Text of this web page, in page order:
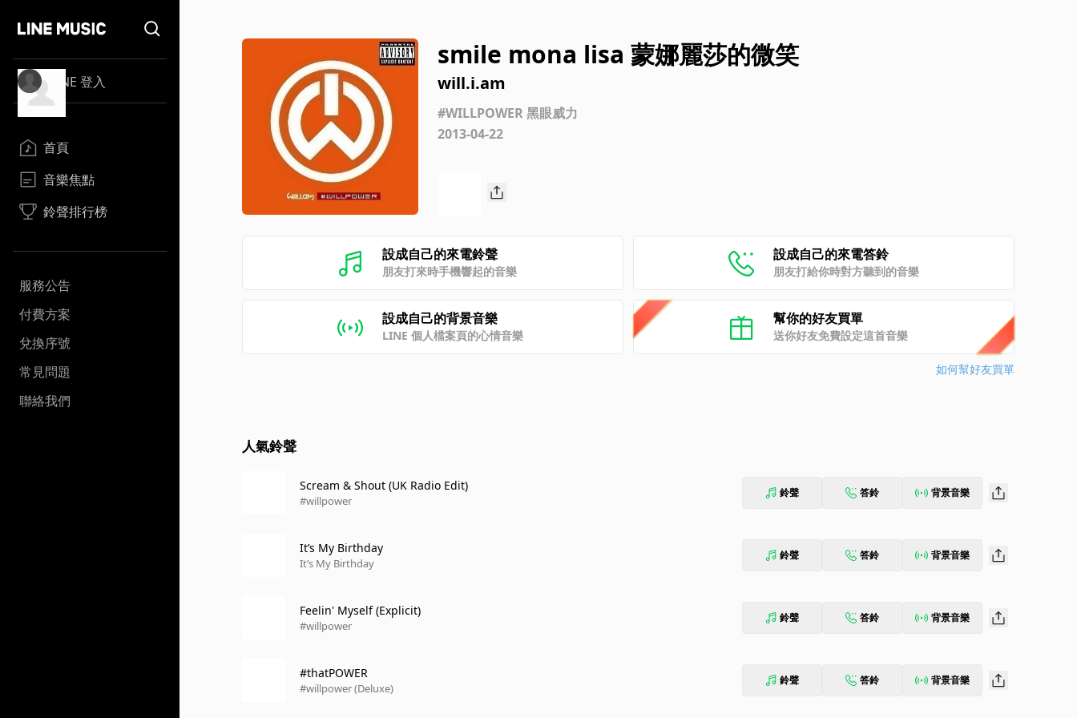
LINE 登入
首頁
音樂焦點
鈴聲排行榜
服務公告
付費方案
兌換序號
常見問題
聯絡我們
smile mona lisa 蒙娜麗莎的微笑
will.i.am
#WILLPOWER 黑眼威力
2013-04-22
設成自己的來電鈴聲
朋友打來時手機響起的音樂
設成自己的來電答鈴
朋友打給你時對方聽到的音樂
設成自己的背景音樂
LINE 個人檔案頁的心情音樂
幫你的好友買單
送你好友免費設定這首音樂
如何幫好友買單
人氣鈴聲
Scream & Shout (UK Radio Edit)
#willpower
鈴聲 答鈴 背景音樂
It’s My Birthday
It’s My Birthday
鈴聲 答鈴 背景音樂
Feelin' Myself (Explicit)
#willpower
鈴聲 答鈴 背景音樂
#thatPOWER
#willpower (Deluxe)
鈴聲 答鈴 背景音樂